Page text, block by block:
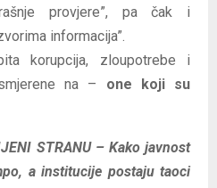
provjere”, pa čak i
informacija”.
korupcija, zloupotrebe i
na – one koji su
STRANU – Kako javnost
a institucije postaju taoci